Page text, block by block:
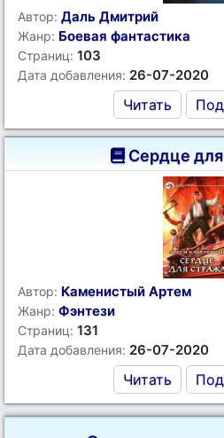
Автор: Даль Дмитрий
Жанр: Боевая фантастика
Страниц: 103
Дата добавления: 26-07-2020
Читать
Сердце
Автор: Каменистый Артем
Жанр: Фэнтези
Страниц: 131
Дата добавления: 26-07-2020
Читать